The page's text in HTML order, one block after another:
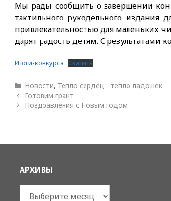
Мы рады сообщить о завершении
тактильного рукодельного
привлекательностью для маленьких
дарят радость детям. С результатами
Итоги-конкурса Скачать
Рубрики
Новости, Тепло сердец - тепло ладошек
Готовим грант
Поздравления с Новым годом
АРХИВЫ
Архивы